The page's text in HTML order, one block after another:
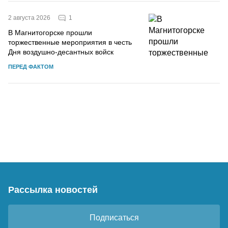
2 августа 2026 1
В Магнитогорске прошли
торжественные мероприятия в честь
Дня воздушно-десантных войск
ПЕРЕД ФАКТОМ
Рассылка новостей
Подписаться